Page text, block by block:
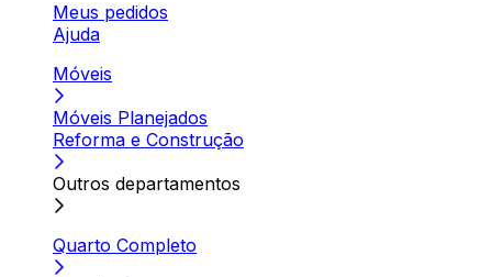
Meus pedidos
Ajuda
Móveis
Móveis Planejados
Reforma e Construção
Outros departamentos
Quarto Completo